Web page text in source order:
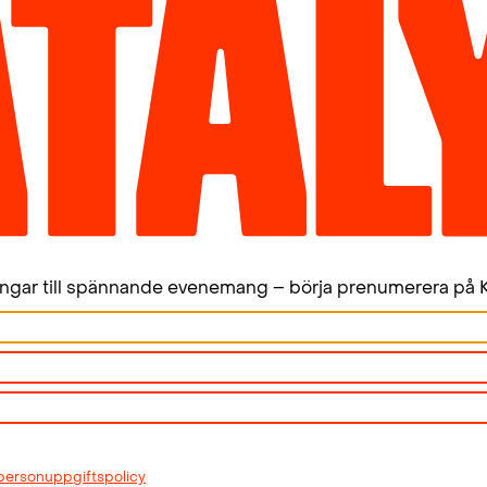
maktförhållanden och sina egna ideologiska
kraftfält som skapas mellan dessa orientera
Socialdemokraterna världsbäst på det. Idag
ideologiska eller realpolitiska segrar.
Pensionsfrågan är en utmärkt konfliktfråga för
bubblar i folkdjupet av realistisk oro inför de
majoritet av löntagarna kommer att få. Vi kan
är ett svek som bär socialdemokratins
När Göran Persson intervjuades i våras (SvD 7
världens bästa pensionssystem men med den
blivit fattiga.”
till spännande evenemang – börja prenumerera på